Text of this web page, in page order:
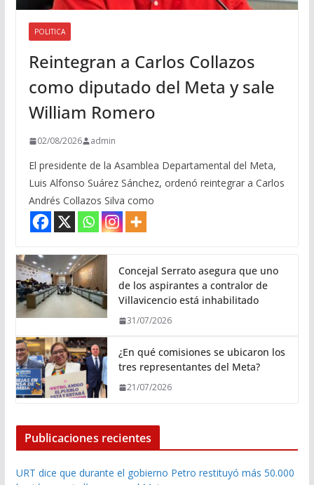
POLITICA
Reintegran a Carlos Collazos
como diputado del Meta y sale
William Romero
02/08/2026 admin
El presidente de la Asamblea Departamental del Meta,
Luis Alfonso Suárez Sánchez, ordenó reintegrar a Carlos
Andrés Collazos Silva como
Concejal Serrato asegura que uno
de los aspirantes a contralor de
Villavicencio está inhabilitado
31/07/2026
¿En qué comisiones se ubicaron los
tres representantes del Meta?
21/07/2026
Publicaciones recientes
URT dice que durante el gobierno Petro restituyó más 50.000